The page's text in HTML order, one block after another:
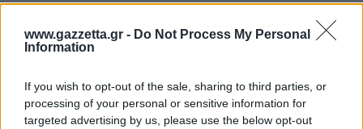
www.gazzetta.gr - Do Not Process My Personal
Information
If you wish to opt-out of the sale, sharing to third parties, or
processing of your personal or sensitive information for
targeted advertising by us, please use the below opt-out